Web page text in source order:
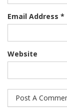
Email Address *
Website